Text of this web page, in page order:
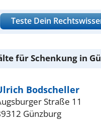
Teste Dein
für Schenkung in
Bodscheller
Straße 11
Günzburg